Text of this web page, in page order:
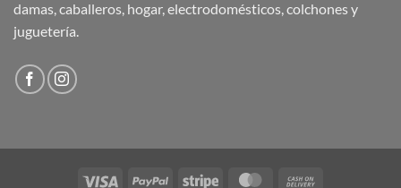
damas, caballeros, hogar, electrodomésticos, colchones y
juguetería.
Visa PayPal Stripe MasterCard